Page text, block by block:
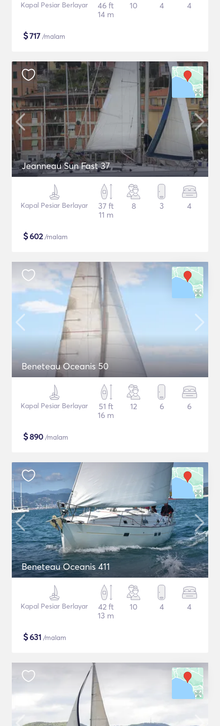
Kapal Pesiar Berlayar
46 ft
14 m
10 4 4
$717 /malam
Jeanneau Sun Fast 37
Kapal Pesiar Berlayar
37 ft
11 m
8 3 4
$602/malam
Beneteau Oceanis 50
Kapal Pesiar Berlayar
51 ft
16 m
12 6 6
$890 /malam
Beneteau Oceanis 411
Kapal Pesiar Berlayar
42 ft
13 m
10 4 4
$631 /malam